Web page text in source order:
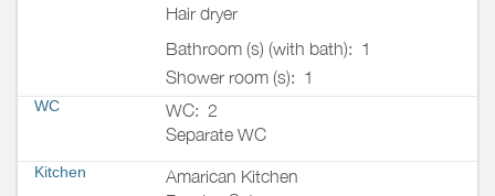
Hair dryer
Bathroom (s) (with bath): 1
Shower room (s): 1
WC WC: 2
Separate WC
Kitchen
Amarican Kitchen